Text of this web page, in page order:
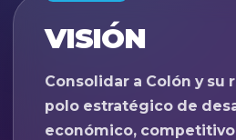
VISIÓN
Consolidar a Colón y su
polo estratégico de
económico,